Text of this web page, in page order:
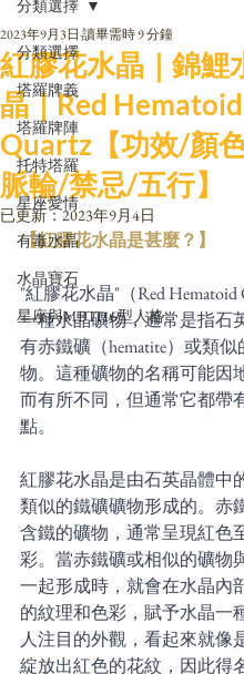
分類選擇
塔羅牌義
塔羅牌陣
托特塔羅
星座愛情
有毒水晶
水晶寶石
星座與MBTI16型人格
分類選擇
紅膠花水晶｜錦鯉
晶｜Red Hematoid
Quartz【功效/顏
脈輪/禁忌/五行】
2023年9月3日 讀畢需時 9 分鐘
已更新：2023年9月4日
【紅膠花水晶是甚麼？】
"紅膠花水晶"（Red Hematoid
一種水晶礦物，通常是指石
有赤鐵礦（hematite）或類
物。這種礦物的名稱可能因
而有所不同，但通常它都帶
點。
紅膠花水晶是由石英晶體中
類似的鐵礦礦物形成的。赤
含鐵的礦物，通常呈現紅色
彩。當赤鐵礦或相似的礦物
一起形成時，就會在水晶內
的紋理和色彩，賦予水晶一
人注目的外觀，看起來就像
綻放出紅色的花紋，因此得